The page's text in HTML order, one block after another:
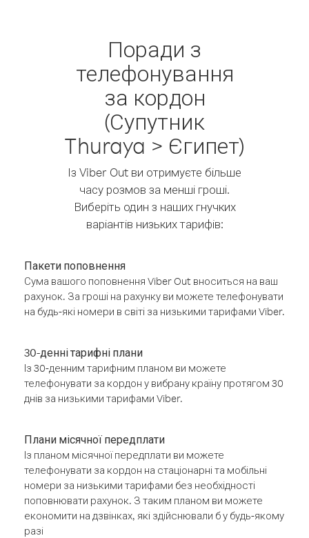
Поради з
телефонування
за кордон
(Супутник
Thuraya > Єгипет)
Із Viber Out ви отримуєте більше
часу розмов за менші гроші.
Виберіть один з наших гнучких
варіантів низьких тарифів:
Пакети поповнення
Сума вашого поповнення Viber Out вноситься на ваш
рахунок. За гроші на рахунку ви можете телефонувати
на будь-які номери в світі за низькими тарифами Viber.
30-денні тарифні плани
Із 30-денним тарифним планом ви можете
телефонувати за кордон у вибрану країну протягом 30
днів за низькими тарифами Viber.
Плани місячної передплати
Із планом місячної передплати ви можете
телефонувати за кордон на стаціонарні та мобільні
номери за низькими тарифами без необхідності
поповнювати рахунок. З таким планом ви можете
економити на дзвінках, які здійснювали б у будь-якому
разі